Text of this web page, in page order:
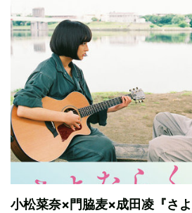
小松菜奈×門脇麦×成田凌『さ